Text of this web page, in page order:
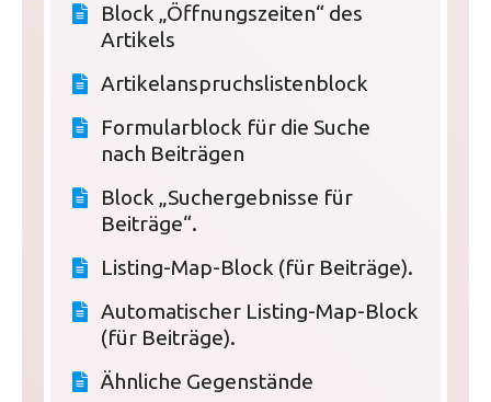
Block „Öffnungszeiten“ des
Artikels
Artikelanspruchslistenblock
Formularblock für die Suche
nach Beiträgen
Block „Suchergebnisse für
Beiträge“.
Listing-Map-Block (für Beiträge).
Automatischer Listing-Map-Block
(für Beiträge).
Ähnliche Gegenstände